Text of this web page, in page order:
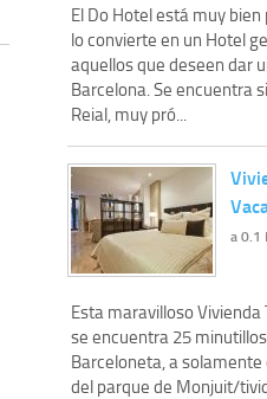
El Do Hotel está muy
lo convierte en un Hotel
aquellos que deseen dar
Barcelona. Se encuentra
Reial, muy pró...
a 0.1
Esta maravilloso
se encuentra 25
Barceloneta, a
del parque de Monjuit/